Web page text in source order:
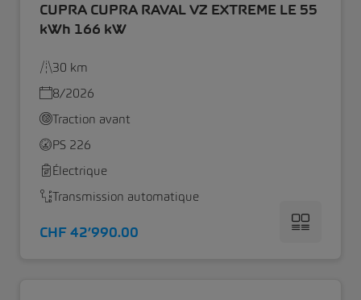
CUPRA CUPRA RAVAL VZ EXTREME LE 55
kWh 166 kW
30 km
8/2026
Traction avant
PS 226
Électrique
Transmission automatique
CHF 42’990.00